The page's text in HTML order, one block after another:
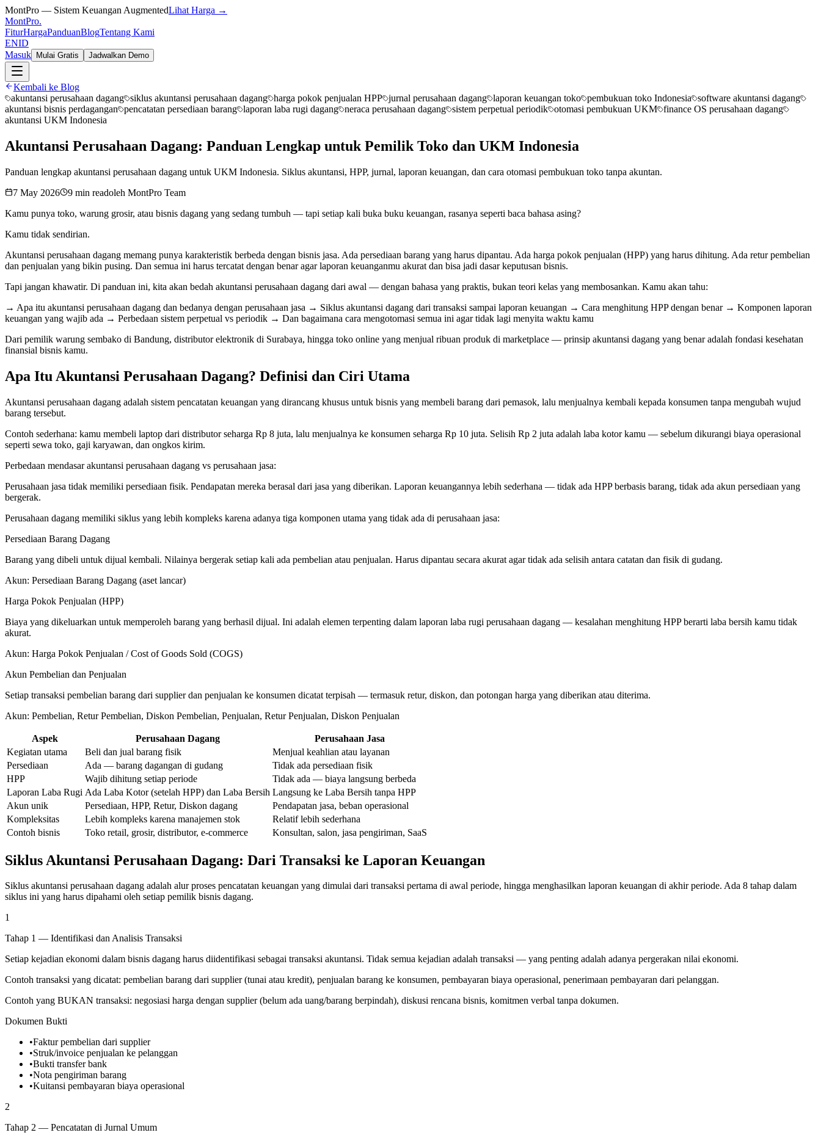
MontPro — Sistem Keuangan AugmentedLihat Harga →
MontPro.
FiturHargaPanduanBlogTentang Kami
ENID
Masuk
Mulai Gratis Jadwalkan Demo
Kembali ke Blog
akuntansi perusahaan dagang siklus akuntansi perusahaan dagang harga pokok penjualan HPP jurnal perusahaan dagang laporan keuangan toko pembukuan toko Indonesia
software akuntansi dagang
akuntansi bisnis perdagangan
pencatatan persediaan barang laporan laba rugi dagang neraca perusahaan dagang sistem perpetual periodik otomasi pembukuan UKM finance OS perusahaan dagang
akuntansi UKM Indonesia
Akuntansi Perusahaan Dagang: Panduan Lengkap untuk Pemilik Toko dan UKM Indonesia
Panduan lengkap akuntansi perusahaan dagang untuk UKM Indonesia. Siklus akuntansi, HPP, jurnal, laporan keuangan, dan cara otomasi pembukuan toko tanpa akuntan.
7 May 2026
9 min readoleh MontPro Team
Kamu punya toko, warung grosir, atau bisnis dagang yang sedang tumbuh — tapi setiap kali buka buku keuangan, rasanya seperti baca bahasa asing?
Kamu tidak sendirian.
Akuntansi perusahaan dagang memang punya karakteristik berbeda dengan bisnis jasa. Ada persediaan barang yang harus dipantau. Ada harga pokok penjualan (HPP) yang harus dihitung. Ada retur pembelian
dan penjualan yang bikin pusing. Dan semua ini harus tercatat dengan benar agar laporan keuanganmu akurat dan bisa jadi dasar keputusan bisnis.
Tapi jangan khawatir. Di panduan ini, kita akan bedah akuntansi perusahaan dagang dari awal — dengan bahasa yang praktis, bukan teori kelas yang membosankan. Kamu akan tahu:
→ Apa itu akuntansi perusahaan dagang dan bedanya dengan perusahaan jasa → Siklus akuntansi dagang dari transaksi sampai laporan keuangan → Cara menghitung HPP dengan benar → Komponen laporan
keuangan yang wajib ada → Perbedaan sistem perpetual vs periodik → Dan bagaimana cara mengotomasi semua ini agar tidak lagi menyita waktu kamu
Dari pemilik warung sembako di Bandung, distributor elektronik di Surabaya, hingga toko online yang menjual ribuan produk di marketplace — prinsip akuntansi dagang yang benar adalah fondasi kesehatan
finansial bisnis kamu.
Apa Itu Akuntansi Perusahaan Dagang? Definisi dan Ciri Utama
Akuntansi perusahaan dagang adalah sistem pencatatan keuangan yang dirancang khusus untuk bisnis yang membeli barang dari pemasok, lalu menjualnya kembali kepada konsumen tanpa mengubah wujud
barang tersebut.
Contoh sederhana: kamu membeli laptop dari distributor seharga Rp 8 juta, lalu menjualnya ke konsumen seharga Rp 10 juta. Selisih Rp 2 juta adalah laba kotor kamu — sebelum dikurangi biaya operasional
seperti sewa toko, gaji karyawan, dan ongkos kirim.
Perbedaan mendasar akuntansi perusahaan dagang vs perusahaan jasa:
Perusahaan jasa tidak memiliki persediaan fisik. Pendapatan mereka berasal dari jasa yang diberikan. Laporan keuangannya lebih sederhana — tidak ada HPP berbasis barang, tidak ada akun persediaan yang
bergerak.
Perusahaan dagang memiliki siklus yang lebih kompleks karena adanya tiga komponen utama yang tidak ada di perusahaan jasa:
Persediaan Barang Dagang
Barang yang dibeli untuk dijual kembali. Nilainya bergerak setiap kali ada pembelian atau penjualan. Harus dipantau secara akurat agar tidak ada selisih antara catatan dan fisik di gudang.
Akun: Persediaan Barang Dagang (aset lancar)
Harga Pokok Penjualan (HPP)
Biaya yang dikeluarkan untuk memperoleh barang yang berhasil dijual. Ini adalah elemen terpenting dalam laporan laba rugi perusahaan dagang — kesalahan menghitung HPP berarti laba bersih kamu tidak
akurat.
Akun: Harga Pokok Penjualan / Cost of Goods Sold (COGS)
Akun Pembelian dan Penjualan
Setiap transaksi pembelian barang dari supplier dan penjualan ke konsumen dicatat terpisah — termasuk retur, diskon, dan potongan harga yang diberikan atau diterima.
Akun: Pembelian, Retur Pembelian, Diskon Pembelian, Penjualan, Retur Penjualan, Diskon Penjualan
Aspek Perusahaan Dagang
Perusahaan Jasa
Kegiatan utama
Beli dan jual barang fisik
Menjual keahlian atau layanan
Persediaan
Ada — barang dagangan di gudang
Tidak ada persediaan fisik
HPP
Wajib dihitung setiap periode
Tidak ada — biaya langsung berbeda
Laporan Laba Rugi Ada Laba Kotor (setelah HPP) dan Laba Bersih Langsung ke Laba Bersih tanpa HPP
Akun unik
Persediaan, HPP, Retur, Diskon dagang
Pendapatan jasa, beban operasional
Kompleksitas
Lebih kompleks karena manajemen stok
Relatif lebih sederhana
Contoh bisnis
Toko retail, grosir, distributor, e-commerce Konsultan, salon, jasa pengiriman, SaaS
Siklus Akuntansi Perusahaan Dagang: Dari Transaksi ke Laporan Keuangan
Siklus akuntansi perusahaan dagang adalah alur proses pencatatan keuangan yang dimulai dari transaksi pertama di awal periode, hingga menghasilkan laporan keuangan di akhir periode. Ada 8 tahap dalam
siklus ini yang harus dipahami oleh setiap pemilik bisnis dagang.
1
Tahap 1 — Identifikasi dan Analisis Transaksi
Setiap kejadian ekonomi dalam bisnis dagang harus diidentifikasi sebagai transaksi akuntansi. Tidak semua kejadian adalah transaksi — yang penting adalah adanya pergerakan nilai ekonomi.
Contoh transaksi yang dicatat: pembelian barang dari supplier (tunai atau kredit), penjualan barang ke konsumen, pembayaran biaya operasional, penerimaan pembayaran dari pelanggan.
Contoh yang BUKAN transaksi: negosiasi harga dengan supplier (belum ada uang/barang berpindah), diskusi rencana bisnis, komitmen verbal tanpa dokumen.
Dokumen Bukti
•Faktur pembelian dari supplier
•Struk/invoice penjualan ke pelanggan
•Bukti transfer bank
•Nota pengiriman barang
•Kuitansi pembayaran biaya operasional
2
Tahap 2 — Pencatatan di Jurnal Umum